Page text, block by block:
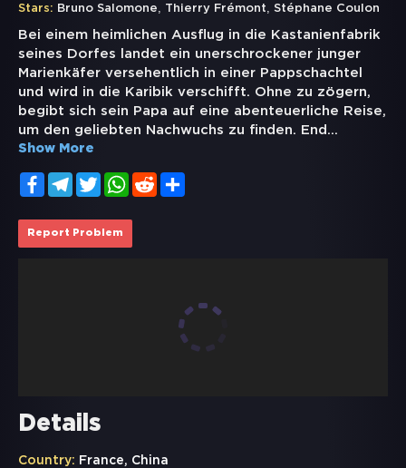
Stars: Bruno Salomone, Thierry Frémont, Stéphane Coulon
Bei einem heimlichen Ausflug in die Kastanienfabrik
seines Dorfes landet ein unerschrockener junger
Marienkäfer versehentlich in einer Pappschachtel
und wird in die Karibik verschifft. Ohne zu zögern,
begibt sich sein Papa auf eine abenteuerliche Reise,
um den geliebten Nachwuchs zu finden. End ...
Show More
FacebookTelegramTwitterWhatsApp
Reddit
Report Problem
Details
Country: France, China